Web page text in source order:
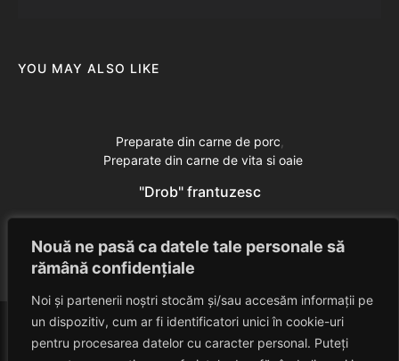
Nouă ne pasă ca datele tale personale să
rămână confidențiale
Noi și partenerii noștri stocăm și/sau accesăm informații pe
un dispozitiv, cum ar fi identificatori unici în cookie-uri
pentru procesarea datelor cu caracter personal. Puteți
YOU MAY ALSO LIKE
Preparate din carne de porc
Preparate din carne de vita si oaie
"Drob" frantuzesc
Eduard Nedelcu June 28, 2014